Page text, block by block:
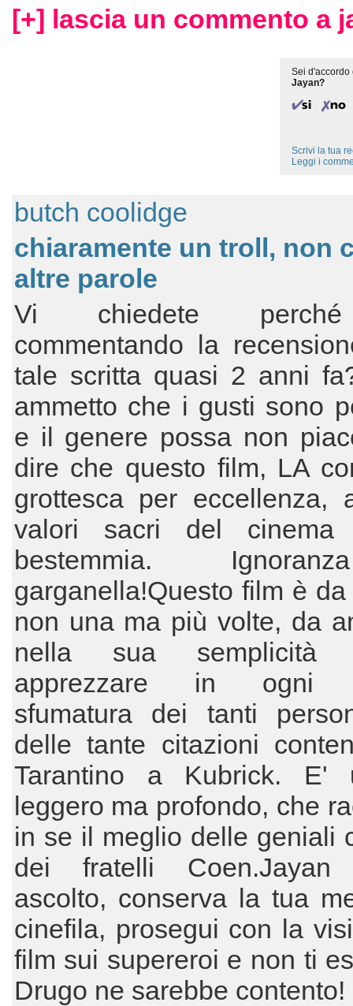
[+] lascia un commento a
Sei d'accordo
Jayan?
Scrivi la tua
Leggi i
butch coolidge
chiaramente un troll, non
altre parole
Vi chiedete
commentando la
tale scritta quasi 2 anni
ammetto che i gusti sono
e il genere possa non
dire che questo film, LA
grottesca per eccellenza,
valori sacri del
bestemmia.
garganella!Questo film è
non una ma più volte, da
nella sua
apprezzare in ogni
sfumatura dei tanti
delle tante citazioni
Tarantino a Kubrick. E'
leggero ma profondo, che
in se il meglio delle geniali
dei fratelli Coen.Jayan
ascolto, conserva la tua
cinefila, prosegui con la
film sui supereroi e non ti
Drugo ne sarebbe contento!